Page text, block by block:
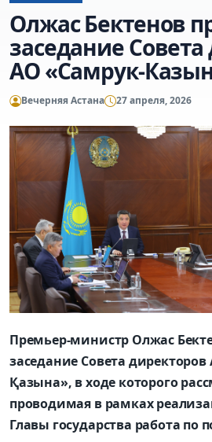
Олжас Бектенов
заседание
АО «Самрук-
Вечерняя Астана 27 апреля, 2026
Премьер-министр Олжас
заседание Совета
Қазына», в ходе которого
проводимая в рамках
Главы государства работа по